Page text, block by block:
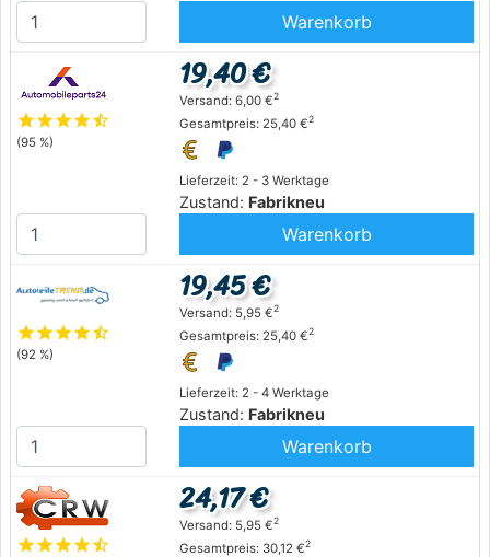
Warenkorb
starstarstarstarstar_half
(95 %)
Lieferzeit: 2 - 3 Werktage
Zustand: Fabrikneu
19,40 €
Versand: 6,00 €2
Gesamtpreis: 25,40 €2
Warenkorb
starstarstarstarstar_half
(92 %)
Lieferzeit: 2 - 4 Werktage
Zustand: Fabrikneu
19,45 €
Versand: 5,95 €2
Gesamtpreis: 25,40 €2
Warenkorb
starstarstarstarstar_half
24,17 €
Versand: 5,95 €2
Gesamtpreis: 30,12 €2